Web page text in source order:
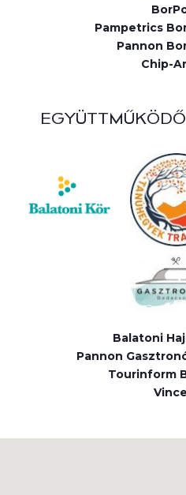
Pampetrics
Pannon
Chip-
Balatoni
Pannon
Tourinform